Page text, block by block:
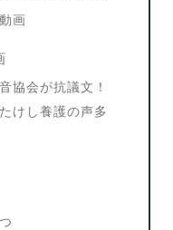
画
協会が抗議文！
けし養護の声多